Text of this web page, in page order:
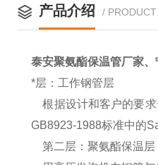
产品介绍 /
泰安聚氨酯保温管厂家
*层：工作钢管层
根据设计和客户的要求
GB8923-1988标准中的
第二层：聚氨酯保温层